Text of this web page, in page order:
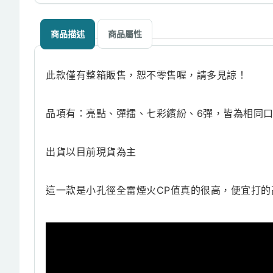
商品描述 商品屬性
此款僅有整箱販售，恕不零售喔，請多見諒！
品項有：亮點、彈擂、七彩繽紛、6彈，皆為相同
出貨以目前現貨為主
這一款是小孔徑全雷煙火CP值真的很高，便宜打的